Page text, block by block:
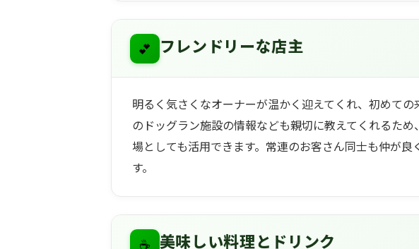
💕 フレンドリーな店主
明るく気さくなオーナーが温かく迎えてくれ、初めて
のドッグラン施設の情報なども親切に教えてくれるた
場としても活用できます。常連のお客さん同士も仲が
す。
☕ 美味しい料理とドリンク